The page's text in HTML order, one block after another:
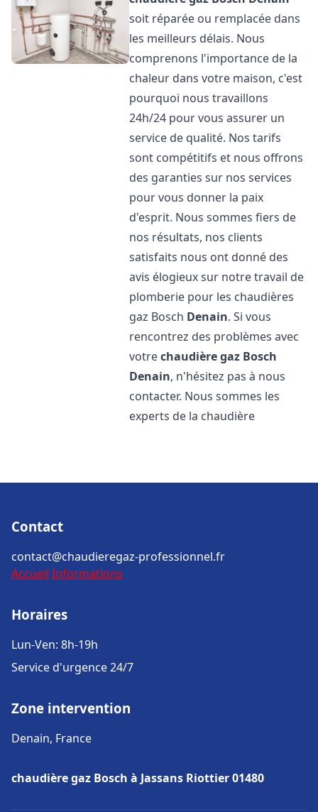
soit réparée ou remplacée dans
les meilleurs délais. Nous
comprenons l'importance de la
chaleur dans votre maison, c'est
pourquoi nous travaillons
24h/24 pour vous assurer un
service de qualité. Nos tarifs
sont compétitifs et nous offrons
des garanties sur nos services
pour vous donner la paix
d'esprit. Nous sommes fiers de
nos résultats, nos clients
satisfaits nous ont donné des
avis élogieux sur notre travail de
plomberie pour les chaudières
gaz Bosch Denain. Si vous
rencontrez des problèmes avec
votrechaudière gaz Bosch
Denain, n'hésitez pas à nous
contacter. Nous sommes les
experts de la chaudière
Contact
contact@chaudieregaz-professionnel.fr
Accueil Informations
Horaires
Lun-Ven: 8h-19h
Service d'urgence 24/7
Zone intervention
Denain, France
chaudière gaz Bosch à Jassans Riottier 01480